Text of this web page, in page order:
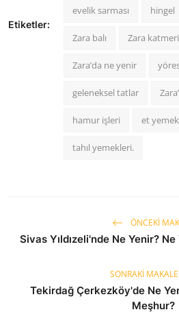
Etiketler:
evelik sarması hingel
Zara balı Zara katmeri
Zara’da ne yenir
geleneksel tatlar
hamur işleri et
tahıl yemekleri.
ÖNCEKI
Sivas Yıldızeli'nde Ne Yenir?
SONRAKI MAKALE
Tekirdağ Çerkezköy'de Ne
Meşhur?